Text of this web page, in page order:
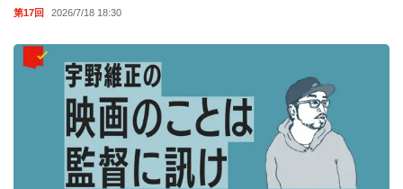
第17回 2026/7/18 18:30